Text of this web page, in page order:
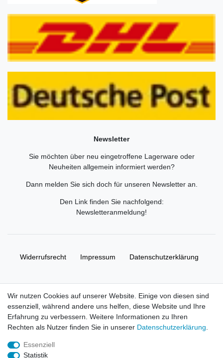
Newsletter
Sie möchten über neu eingetroffene Lagerware oder
Neuheiten allgemein informiert werden?
Dann melden Sie sich doch für unseren Newsletter an.
Den Link finden Sie nachfolgend:
Newsletteranmeldung!
Widerrufs­recht Impressum Daten­schutz­erklärung
© Copyright 2026 | Alle Rechte vorbehalten. HL-
Handelsgesellschaft mbH.
Alle Markennamen, Warenzeichen sowie sämtliche Produktbilder
Wir nutzen Cookies auf unserer Website. Einige von diesen sind
essenziell, während andere uns helfen, diese Website und Ihre
Erfahrung zu verbessern. Weitere Informationen zu Ihren
Rechten als Nutzer finden Sie in unserer Daten­schutz­erklärung
Essenziell
Statistik